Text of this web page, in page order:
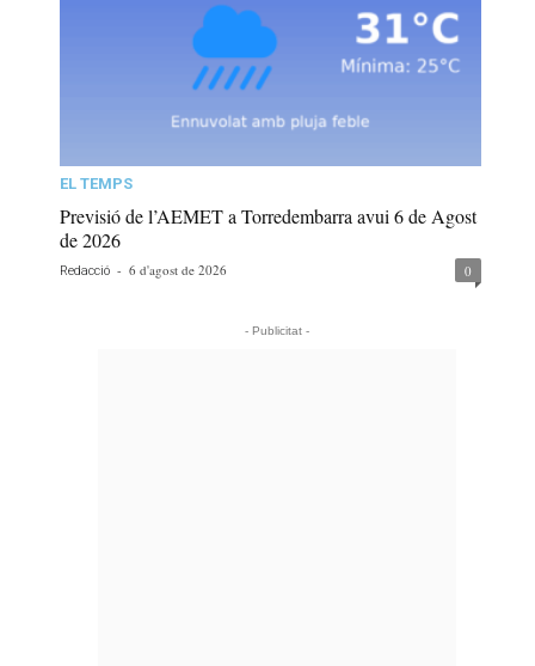
EL TEMPS
Previsió de l’AEMET a Torredembarra avui 6 de Agost
de 2026
Redacció - 6 d'agost de 2026 0
- Publicitat -